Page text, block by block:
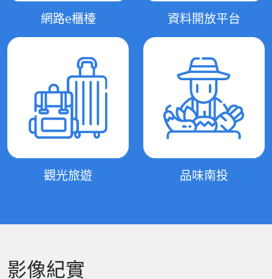
網路e櫃檯 資料開放平台
觀光旅遊 品味南投
影像紀實